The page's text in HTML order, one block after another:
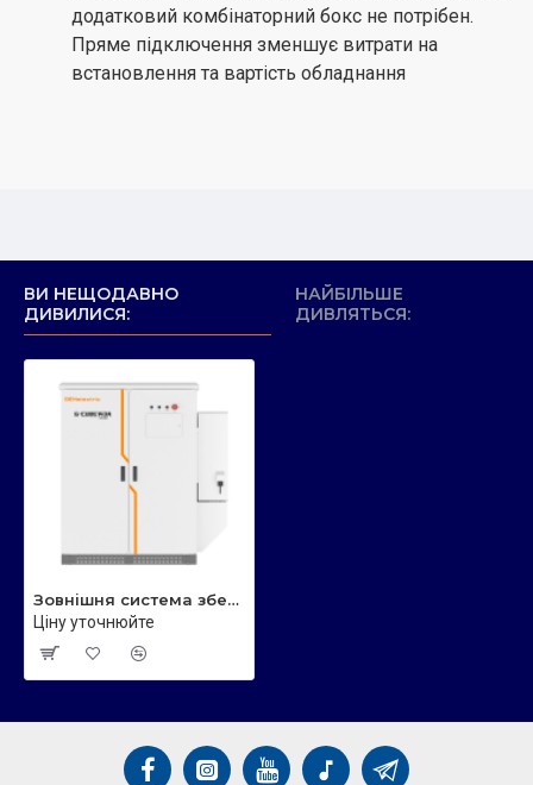
додатковий комбінаторний бокс не потрібен.
Пряме підключення зменшує витрати на
встановлення та вартість обладнання
ВИ НЕЩОДАВНО
ДИВИЛИСЯ:
НАЙБІЛЬШЕ
ДИВЛЯТЬСЯ:
Зовнішня система зберігання енергії GENelectric G-CUBE 122kWh
Ціну уточнюйте